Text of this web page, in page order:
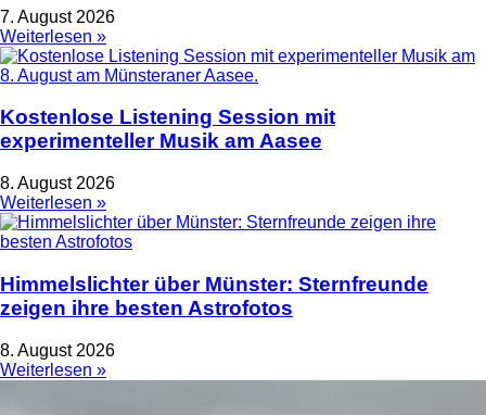
7. August 2026
Weiterlesen »
Kostenlose Listening Session mit
experimenteller Musik am Aasee
8. August 2026
Weiterlesen »
Himmelslichter über Münster: Sternfreunde
zeigen ihre besten Astrofotos
8. August 2026
Weiterlesen »